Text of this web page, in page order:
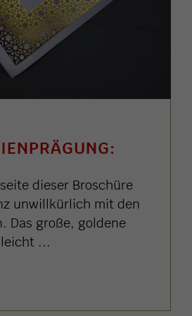
G
dieser Broschüre
unwillkürlich mit den
Das große, goldene
...